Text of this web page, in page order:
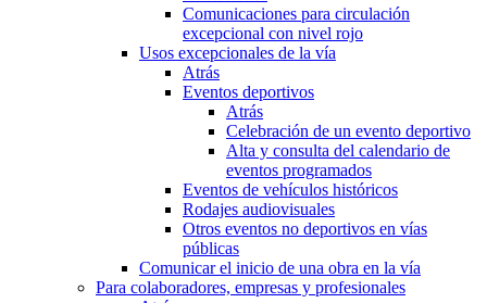
Comunicaciones para circulación
excepcional con nivel rojo
Usos excepcionales de la vía
Atrás
Eventos deportivos
Atrás
Celebración de un evento deportivo
Alta y consulta del calendario de
eventos programados
Eventos de vehículos históricos
Rodajes audiovisuales
Otros eventos no deportivos en vías
públicas
Comunicar el inicio de una obra en la vía
Para colaboradores, empresas y profesionales